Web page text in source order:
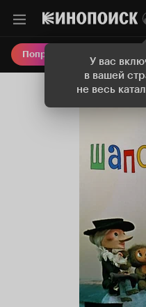
У вас
в вашей
не весь
Попробовать Плюс